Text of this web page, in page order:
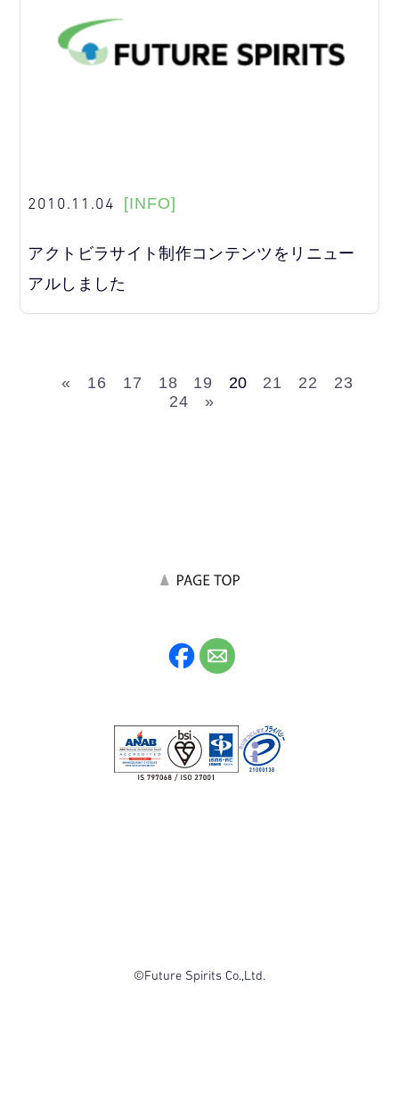
2010.11.04 [INFO]
アクトビラサイト制作コンテンツをリニュー
アルしました
« 16 17 18 19 20 21 22
23
24
»
©Future Spirits Co.,Ltd.